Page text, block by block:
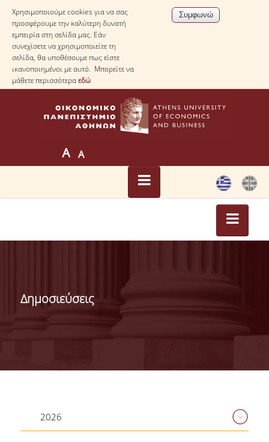
Χρησιμοποιούμε cookies για να σας
προσφέρουμε την καλύτερη δυνατή
εμπειρία στη σελίδα μας. Εάν
συνεχίσετε να χρησιμοποιείτε τη
σελίδα, θα υποθέσουμε πως είστε
ικανοποιημένοι με αυτό. Μπορείτε να
μάθετε περισσότεραεδώ
Δημοσιεύσεις
2026